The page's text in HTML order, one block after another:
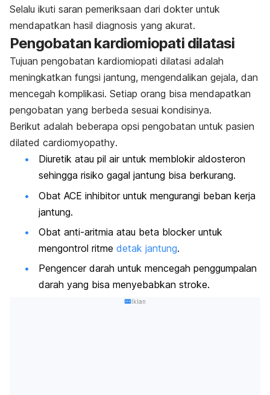
Selalu ikuti saran pemeriksaan dari dokter untuk
mendapatkan hasil diagnosis yang akurat.
Pengobatan kardiomiopati dilatasi
Tujuan pengobatan kardiomiopati dilatasi adalah
meningkatkan fungsi jantung, mengendalikan gejala, dan
mencegah komplikasi. Setiap orang bisa mendapatkan
pengobatan yang berbeda sesuai kondisinya.
Berikut adalah beberapa opsi pengobatan untuk pasien
dilated cardiomyopathy.
Diuretik atau pil air untuk memblokir aldosteron
sehingga risiko gagal jantung bisa berkurang.
Obat ACE inhibitoruntuk mengurangi beban kerja
jantung.
Obat anti-aritmia atau beta blockeruntuk
mengontrol ritme detak jantung.
Pengencer darah untuk mencegah penggumpalan
darah yang bisa menyebabkan stroke.
Iklan